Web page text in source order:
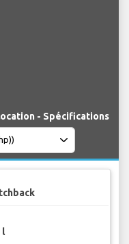
- Spécifications
l